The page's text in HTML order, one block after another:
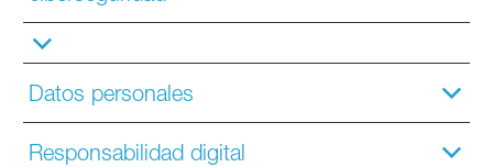
Datos personales
Responsabilidad digital